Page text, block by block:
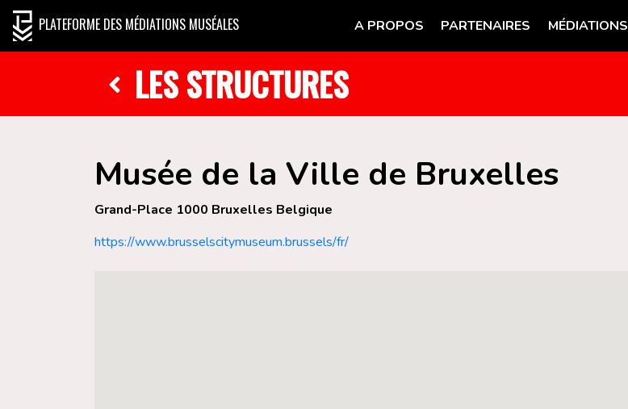
PLATEFORME DES MÉDIATIONS MUSÉALES A PROPOS PARTENAIRES MÉDIATIONS
LES STRUCTURES
Musée de la Ville de Bruxelles
Grand-Place 1000 Bruxelles Belgique
https://www.brusselscitymuseum.brussels/fr/